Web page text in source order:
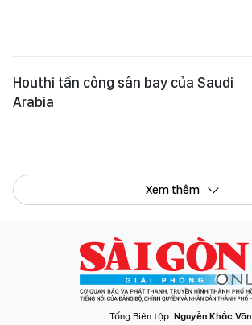
Houthi tấn công sân bay của Saudi
Arabia
Xem thêm
Tổng Biên tập: Nguyễn Khắc Văn